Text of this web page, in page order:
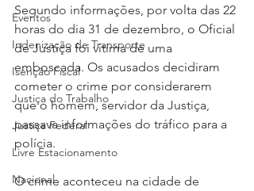
Eventos
Indenização de Transporte
Isenção Fiscal
Justiça do Trabalho
Justiça Federal
Livre Estacionamento
Nacional
Segundo informações, por volta das 22
horas do dia 31 de dezembro, o Oficial
de Justiça foi vítima de uma
emboscada. Os acusados decidiram
cometer o crime por considerarem
que o homem, servidor da Justiça,
passava informações do tráfico para a
polícia.
O crime aconteceu na cidade de